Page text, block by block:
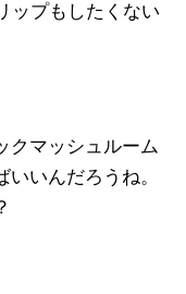
ップもしたくない
クマッシュルーム
いんだろうね。